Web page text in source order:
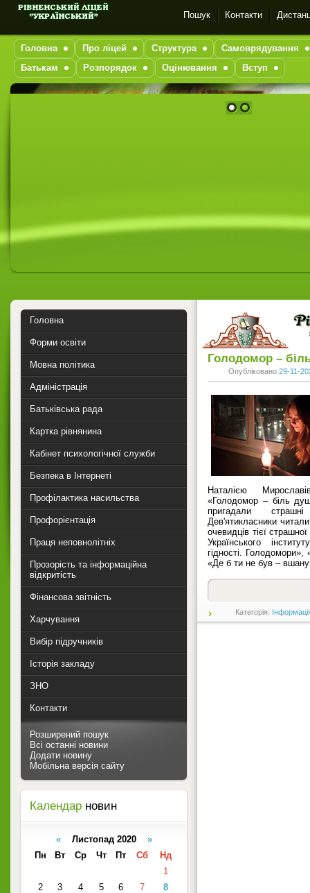
Пошук Контакти
Головна Про ліцей Структура
Самоврядування
Батькам
Розпорядок Оцінювання Вступ
Голодомор –
Опубліковано 29-11-
Наталією
«Голодомор – біль
пригадали
Дев'ятикласники
очевидців тієї
Українського
гідності.
«Де б ти не був –
Категорія:
Головна
Форми освіти
Мовна політика
Адміністрація
Батьківська рада
Картка рівнянина
Кабінет психологічної служби
Безпека в Інтернеті
Профілактика насильства
Профорієнтація
Праця неповнолітніх
Прозорість та інформаційна
відкритість
Фінансова звітність
Харчування
Вибір підручників
Історія закладу
ЗНО
Контакти
Розширений пошук
Всі останні новини
Додати новину
Мобільна версія сайту
Календар новин
«Листопад 2020 »
Пн
Вт Ср Чт Пт Сб
Нд
1
2
3 4 5 6 7
8